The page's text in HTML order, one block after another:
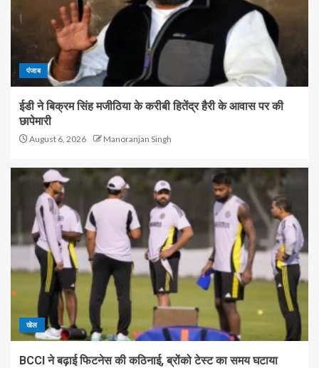
पंजाब
ईडी ने बिक्रम सिंह मजीठिया के करीबी हितेंद्र हैरी के आवास पर की
छापेमारी
August 6, 2026 Manoranjan Singh
खेल
BCCI ने बढ़ाई फिटनेस की कठिनाई, ब्रोंको टेस्ट का समय घटाया